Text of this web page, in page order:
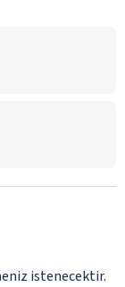
istenecektir.